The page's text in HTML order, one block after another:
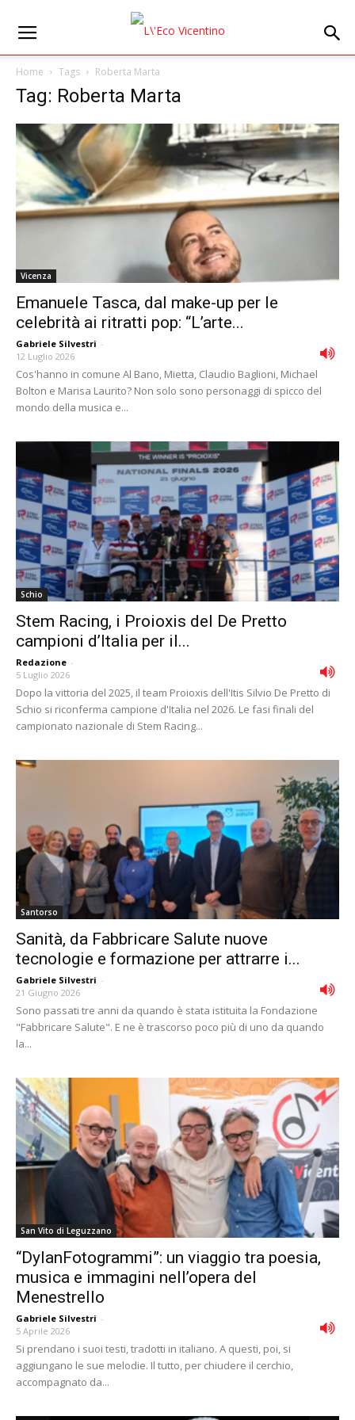
Home Tags Roberta Marta
Tag: Roberta Marta
Vicenza
Emanuele Tasca, dal make-up per le
celebrità ai ritratti pop: “L’arte...
Gabriele Silvestri -
12 Luglio 2026
Cos'hanno in comune Al Bano, Mietta, Claudio Baglioni, Michael
Bolton e Marisa Laurito? Non solo sono personaggi di spicco del
mondo della musica e...
Schio
Stem Racing, i Proioxis del De Pretto
campioni d’Italia per il...
Redazione -
5 Luglio 2026
Dopo la vittoria del 2025, il team Proioxis dell'Itis Silvio De Pretto di
Schio si riconferma campione d'Italia nel 2026. Le fasi finali del
campionato nazionale di Stem Racing...
Santorso
Sanità, da Fabbricare Salute nuove
tecnologie e formazione per attrarre i...
Gabriele Silvestri -
21 Giugno 2026
Sono passati tre anni da quando è stata istituita la Fondazione
"Fabbricare Salute". E ne è trascorso poco più di uno da quando
la...
San Vito di Leguzzano
“DylanFotogrammi”: un viaggio tra poesia,
musica e immagini nell’opera del
Menestrello
Gabriele Silvestri -
5 Aprile 2026
Si prendano i suoi testi, tradotti in italiano. A questi, poi, si
aggiungano le sue melodie. Il tutto, per chiudere il cerchio,
accompagnato da...